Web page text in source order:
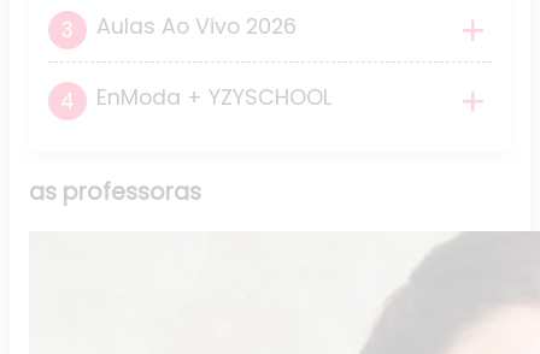
Aulas Ao Vivo 2026
EnModa + YZYSCHOOL
as professoras